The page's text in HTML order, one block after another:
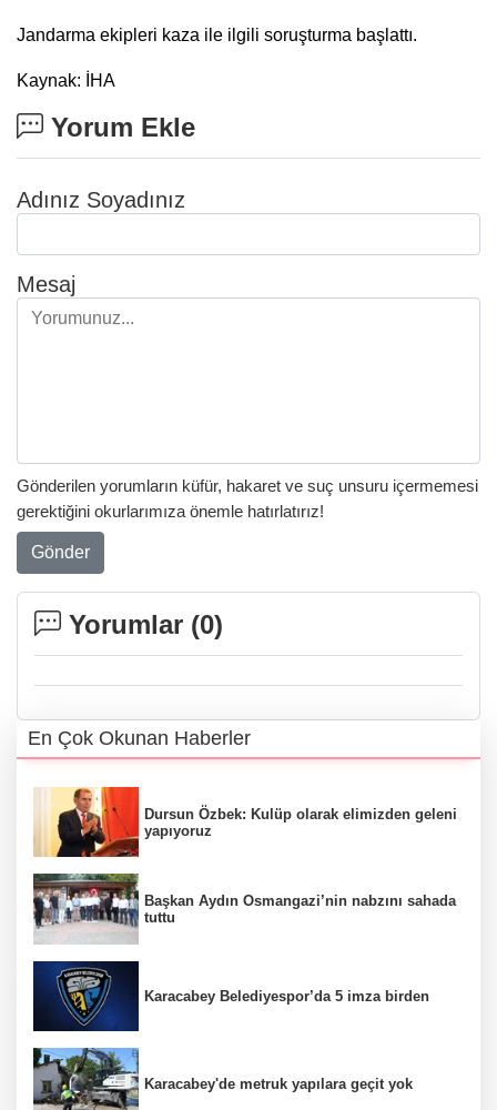
Jandarma ekipleri kaza ile ilgili soruşturma başlattı.
Kaynak: İHA
Yorum Ekle
Adınız Soyadınız
Mesaj
Gönderilen yorumların küfür, hakaret ve suç unsuru içermemesi
gerektiğini okurlarımıza önemle hatırlatırız!
Gönder
Yorumlar (0)
En Çok Okunan Haberler
Dursun Özbek: Kulüp olarak elimizden geleni
yapıyoruz
Başkan Aydın Osmangazi’nin nabzını sahada
tuttu
Karacabey Belediyespor’da 5 imza birden
Karacabey'de metruk yapılara geçit yok